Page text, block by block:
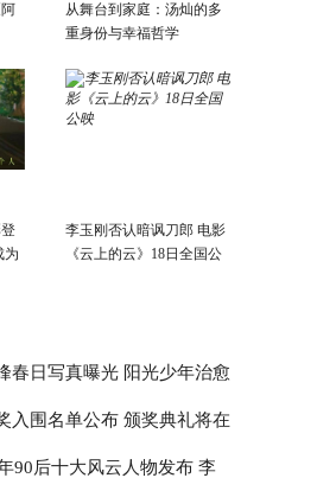
从舞台到家庭：汤灿的多
重身份与幸福哲学
为
李玉刚否认暗讽刀郎 电影
《云上的云》18日全国公
春日写真曝光 阳光少年治愈
入围名单公布 颁奖典礼将在
巨蛋举行
90后十大风云人物发布 李